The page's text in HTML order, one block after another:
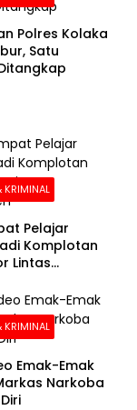
Polres Kolaka
Satu
Pelajar
Komplotan
Lintas
Emak-Emak
Narkoba